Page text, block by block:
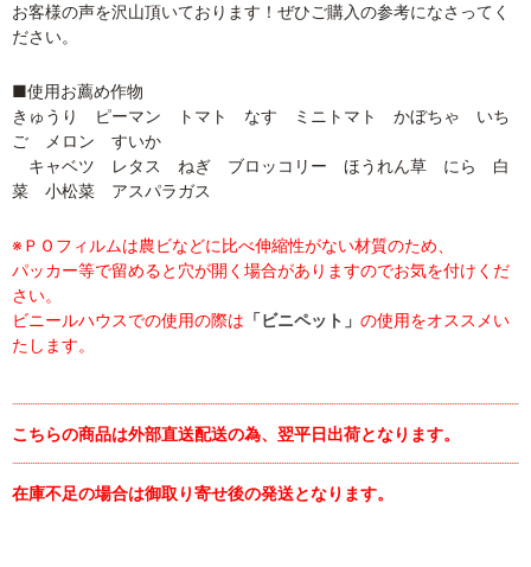
お客様の声を沢山頂いております！ぜひご購入の参考になさってく
ださい。
■使用お薦め作物
きゅうり ピーマン トマト なす ミニトマト かぼちゃ いち
ご メロン すいか
キャベツ レタス ねぎ ブロッコリー ほうれん草 にら 白
菜 小松菜 アスパラガス
※ＰＯフィルムは農ビなどに比べ伸縮性がない材質のため、
パッカー等で留めると穴が開く場合がありますのでお気を付けくだ
さい。
ビニールハウスでの使用の際は 「ビニペット」 の使用をオススメい
たします。
こちらの商品は外部直送配送の為、翌平日出荷となります。
在庫不足の場合は御取り寄せ後の発送となります。